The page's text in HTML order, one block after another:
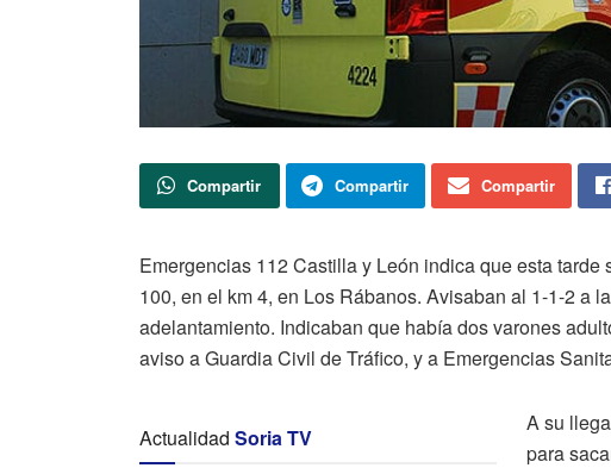
Compartir Compartir Compartir
Emergencias 112 Castilla y León indica que esta
100, en el km 4, en Los Rábanos. Avisaban al 1-1-2 a
adelantamiento. Indicaban que había dos varones
aviso a Guardia Civil de Tráfico, y a Emergencias
Actualidad Soria TV
A su
para